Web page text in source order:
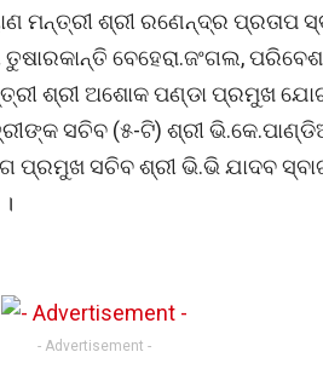
ଶ୍ରୀ ରଣେନ୍ଦ୍ର ପ୍ରତାପ
ବେହେରା.ଜଂଗଲ,
ଶ୍ରୀ ଅଶୋକ ପଣ୍ଡା ପ୍ରମୁଖ
ସଚିବ (୫-ଟି) ଶ୍ରୀ
ପ୍ରମୁଖ ସଚିବ ଶ୍ରୀ ଭି.ଭି ଯାଦବ
- Advertisement -